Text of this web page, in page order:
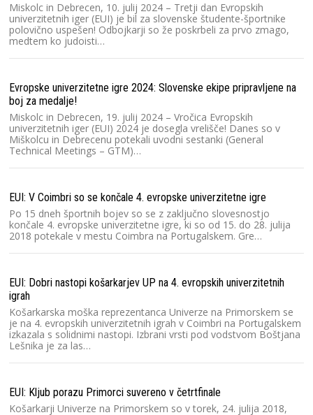
Miskolc in Debrecen, 10. julij 2024 – Tretji dan Evropskih
univerzitetnih iger (EUI) je bil za slovenske študente-športnike
polovično uspešen! Odbojkarji so že poskrbeli za prvo zmago,
medtem ko judoisti…
Evropske univerzitetne igre 2024: Slovenske ekipe pripravljene na
boj za medalje!
Miskolc in Debrecen, 19. julij 2024 – Vročica Evropskih
univerzitetnih iger (EUI) 2024 je dosegla vrelišče! Danes so v
Miškolcu in Debrecenu potekali uvodni sestanki (General
Technical Meetings – GTM)…
EUI: V Coimbri so se končale 4. evropske univerzitetne igre
Po 15 dneh športnih bojev so se z zaključno slovesnostjo
končale 4. evropske univerzitetne igre, ki so od 15. do 28. julija
2018 potekale v mestu Coimbra na Portugalskem. Gre…
EUI: Dobri nastopi košarkarjev UP na 4. evropskih univerzitetnih
igrah
Košarkarska moška reprezentanca Univerze na Primorskem se
je na 4. evropskih univerzitetnih igrah v Coimbri na Portugalskem
izkazala s solidnimi nastopi. Izbrani vrsti pod vodstvom Boštjana
Lešnika je za las…
EUI: Kljub porazu Primorci suvereno v četrtfinale
Košarkarji Univerze na Primorskem so v torek, 24. julija 2018,